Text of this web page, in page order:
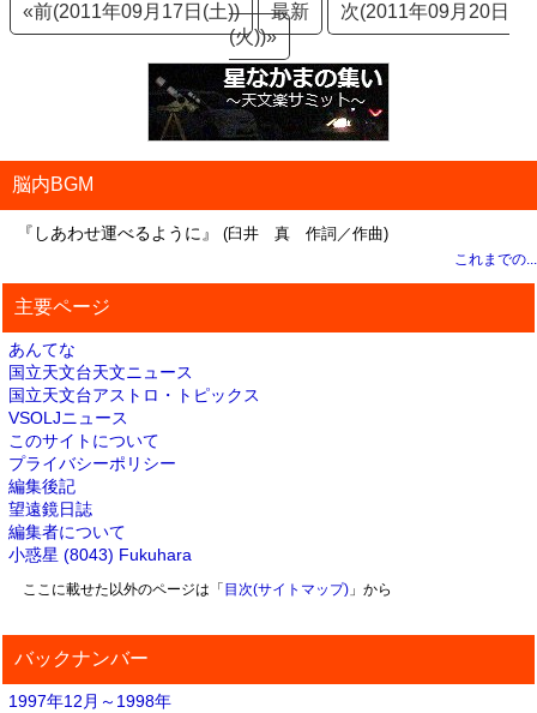
«前(2011年09月17日(土)) 最新
次(2011年09月20日
(火))»
脳内BGM
『しあわせ運べるように』 (臼井 真 作詞／作曲)
これまでの...
主要ページ
あんてな
国立天文台天文ニュース
国立天文台アストロ・トピックス
VSOLJニュース
このサイトについて
プライバシーポリシー
編集後記
望遠鏡日誌
編集者について
小惑星 (8043) Fukuhara
ここに載せた以外のページは「 目次(サイトマップ)」から
バックナンバー
1997年12月～1998年